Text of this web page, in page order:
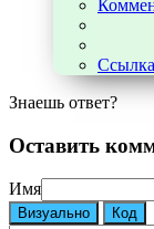
Ссылка
Знаешь ответ?
Оставить
Имя
Визуально Код